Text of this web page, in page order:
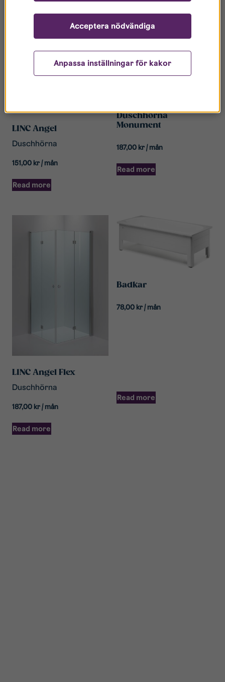
LINC Angel
Duschhörna
151,00 kr/ mån
Read more
Duschhörna
Monument
187,00 kr/ mån
Read more
LINC Angel Flex
Duschhörna
187,00 kr/ mån
Read more
Badkar
78,00 kr/ mån
Read more
Anpassa inställningar för kakor
Acceptera nödvändiga